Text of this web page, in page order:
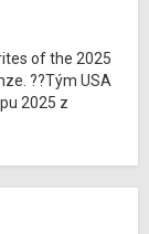
of the 2025
??Tým USA
2025 z